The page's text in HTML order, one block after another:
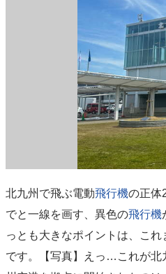
北九州で飛ぶ電動飛行機の正体
でと一線を画す、異色の飛行機
っとも大きなポイントは、こ
です。【写真】えっ…これが北